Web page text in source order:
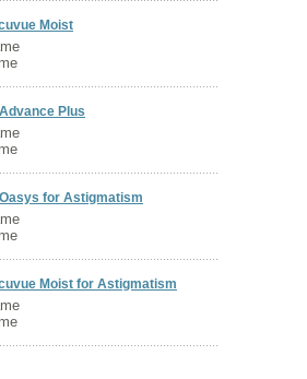
Moist
Plus
for Astigmatism
Moist for Astigmatism